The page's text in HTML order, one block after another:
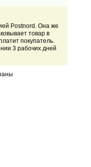
Postnord. Она же
товар в
покупатель.
3 рабочих дней